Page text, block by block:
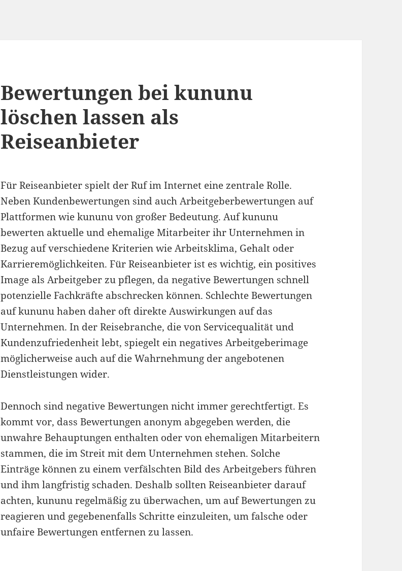
Bewertungen bei kununu
löschen lassen als
Reiseanbieter
Für Reiseanbieter spielt der Ruf im Internet eine zentrale Rolle.
Neben Kundenbewertungen sind auch Arbeitgeberbewertungen auf
Plattformen wie kununu von großer Bedeutung. Auf kununu
bewerten aktuelle und ehemalige Mitarbeiter ihr Unternehmen in
Bezug auf verschiedene Kriterien wie Arbeitsklima, Gehalt oder
Karrieremöglichkeiten. Für Reiseanbieter ist es wichtig, ein positives
Image als Arbeitgeber zu pflegen, da negative Bewertungen schnell
potenzielle Fachkräfte abschrecken können. Schlechte Bewertungen
auf kununu haben daher oft direkte Auswirkungen auf das
Unternehmen. In der Reisebranche, die von Servicequalität und
Kundenzufriedenheit lebt, spiegelt ein negatives Arbeitgeberimage
möglicherweise auch auf die Wahrnehmung der angebotenen
Dienstleistungen wider.
Dennoch sind negative Bewertungen nicht immer gerechtfertigt. Es
kommt vor, dass Bewertungen anonym abgegeben werden, die
unwahre Behauptungen enthalten oder von ehemaligen Mitarbeitern
stammen, die im Streit mit dem Unternehmen stehen. Solche
Einträge können zu einem verfälschten Bild des Arbeitgebers führen
und ihm langfristig schaden. Deshalb sollten Reiseanbieter darauf
achten, kununu regelmäßig zu überwachen, um auf Bewertungen zu
reagieren und gegebenenfalls Schritte einzuleiten, um falsche oder
unfaire Bewertungen entfernen zu lassen.